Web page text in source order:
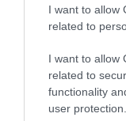
I want to allow
related to
I want to allow
related to
functionality
user protection.